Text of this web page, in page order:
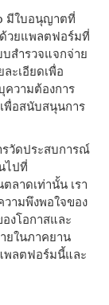
มีใบอนุญาตที่
วยแพลตฟอร์มที่
บสํารวจแจกจ่าย
ะเอียดเพื่อ
ความต้องการ
พื่อสนับสนุนการ
รวัดประสบการณ์
ไปที่
ลาดเท่านั้น เรา
ามพึงพอใจของ
งโอกาสและ
ยในภาคยาน
พลตฟอร์มนี้และ